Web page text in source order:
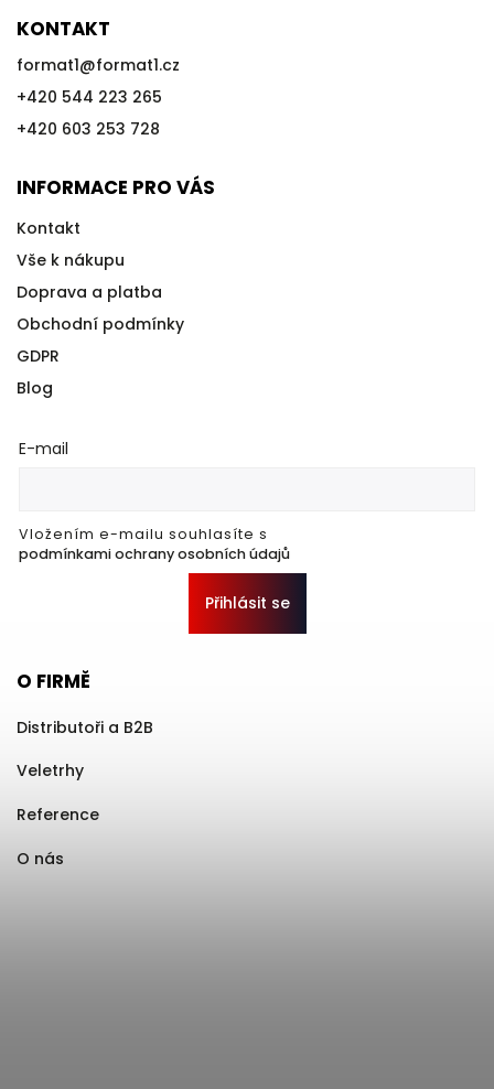
KONTAKT
format1@format1.cz
+420 544 223 265
+420 603 253 728
INFORMACE PRO VÁS
Kontakt
Vše k nákupu
Doprava a platba
Obchodní podmínky
GDPR
Blog
E-mail
Vložením e-mailu souhlasíte s
podmínkami ochrany osobních údajů
Přihlásit se
O FIRMĚ
Distributoři a B2B
Veletrhy
Reference
O nás